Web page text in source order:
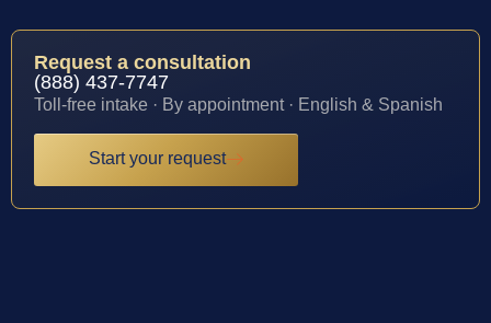
Request a consultation
(888) 437-7747
Toll-free intake · By appointment · English & Spanish
Start your request